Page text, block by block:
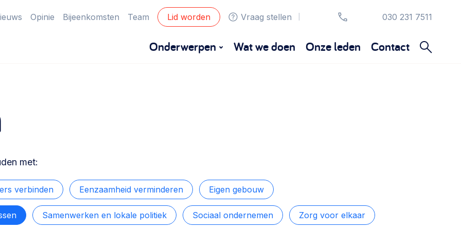
Opinie Bijeenkomsten Team Lid worden Vraag stellen 030 231 7511
Onderwerpen
Eigen gebouw
ontmoetingsplekken >
maken >
Zorgzame gemeenschappen Wijkaanpak
Wat we doen Onze leden Contact
met:
verbinden Eenzaamheid verminderen Eigen gebouw
Samenwerken en lokale politiek Sociaal ondernemen Zorg voor elkaar